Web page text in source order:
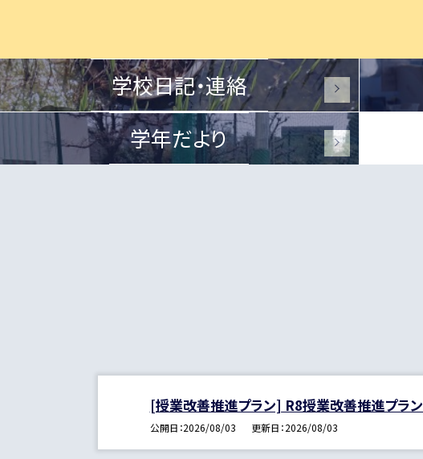
学校日記・連絡
学年だより
[授業改善推進プラン] R8授業改善推進プラン
公開日 2026/08/03 更新日 2026/08/03